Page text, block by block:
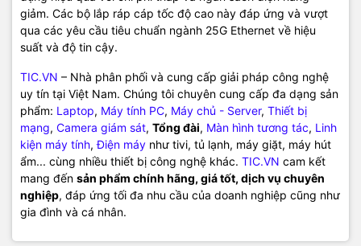
giảm. Các bộ lắp ráp cáp tốc độ cao này đáp ứng và vượt
qua các yêu cầu tiêu chuẩn ngành 25G Ethernet về hiệu
suất và độ tin cậy.
TIC.VN – Nhà phân phối và cung cấp giải pháp công nghệ
uy tín tại Việt Nam. Chúng tôi chuyên cung cấp đa dạng sản
phẩm: Laptop, Máy tính PC, Máy chủ - Server, Thiết bị
mạng, Camera giám sát, Tổng đài, Màn hình tương tác, Linh
kiện máy tính,Điện máy như tivi, tủ lạnh, máy giặt, máy hút
ẩm... cùng nhiều thiết bị công nghệ khác. TIC.VN cam kết
mang đến sản phẩm chính hãng, giá tốt, dịch vụ chuyên
nghiệp, đáp ứng tối đa nhu cầu của doanh nghiệp cũng như
gia đình và cá nhân.